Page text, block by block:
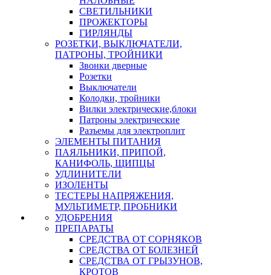
СВЕТИЛЬНИКИ
ПРОЖЕКТОРЫ
ГИРЛЯНДЫ
РОЗЕТКИ, ВЫКЛЮЧАТЕЛИ,
ПАТРОНЫ, ТРОЙНИКИ
Звонки дверные
Розетки
Выключатели
Колодки, тройники
Вилки электрические,блоки
Патроны электрические
Разъемы для электроплит
ЭЛЕМЕНТЫ ПИТАНИЯ
ПАЯЛЬНИКИ, ПРИПОЙ,
КАНИФОЛЬ, ЩИПЦЫ
УДЛИНИТЕЛИ
ИЗОЛЕНТЫ
ТЕСТЕРЫ НАПРЯЖЕНИЯ,
МУЛЬТИМЕТР, ПРОБНИКИ
УДОБРЕНИЯ
ПРЕПАРАТЫ
СРЕДСТВА ОТ СОРНЯКОВ
СРЕДСТВА ОТ БОЛЕЗНЕЙ
СРЕДСТВА ОТ ГРЫЗУНОВ,
КРОТОВ